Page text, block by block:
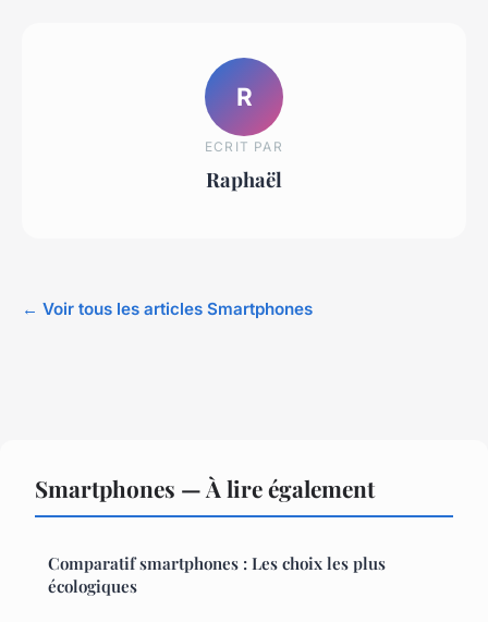
R
ECRIT PAR
Raphaël
← Voir tous les articles Smartphones
Smartphones — À lire également
Comparatif smartphones : Les choix les plus
écologiques